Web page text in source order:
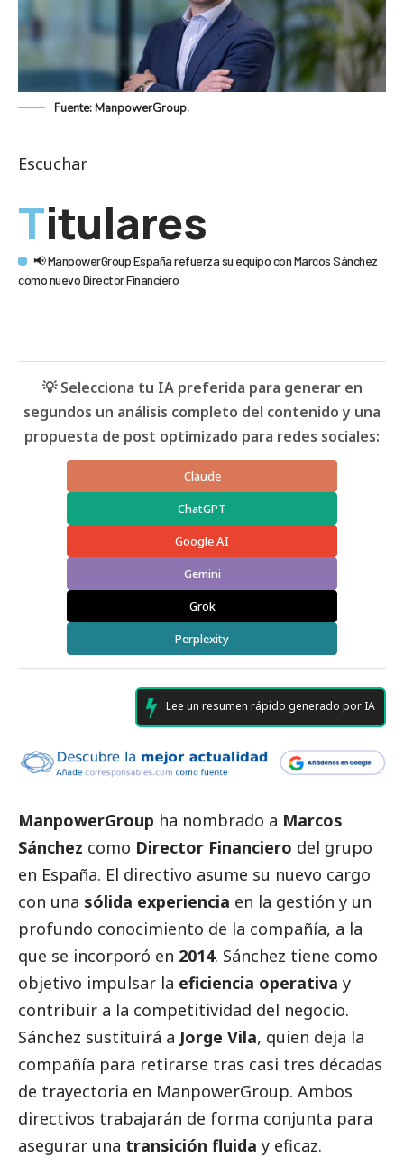
Fuente: ManpowerGroup.
Escuchar
Titulares
📢 ManpowerGroup España refuerza su equipo con Marcos Sánchez
como nuevo Director Financiero
💡 Selecciona tu IA preferida para generar en
segundos un análisis completo del contenido y una
propuesta de post optimizado para redes sociales:
Claude
ChatGPT
Google AI
Gemini
Grok
Perplexity
Lee un resumen rápido generado por IA
ManpowerGroup ha nombrado a Marcos
Sánchez como Director Financiero del grupo
en España. El directivo asume su nuevo cargo
con una sólida experiencia en la gestión y un
profundo conocimiento de la compañía, a la
que se incorporó en 2014. Sánchez tiene como
objetivo impulsar la eficiencia operativa y
contribuir a la competitividad del negocio.
Sánchez sustituirá a Jorge Vila, quien deja la
compañía para retirarse tras casi tres décadas
de trayectoria en ManpowerGroup. Ambos
directivos trabajarán de forma conjunta para
asegurar una transición fluida y eficaz.